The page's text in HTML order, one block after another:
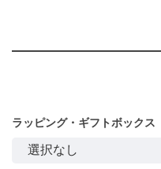
ラッピング・ギフトボックス